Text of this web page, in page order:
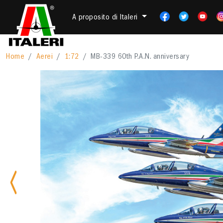
A proposito di Italeri
Home Aerei 1:72 MB-339 60th P.A.N. anniversary
Previous